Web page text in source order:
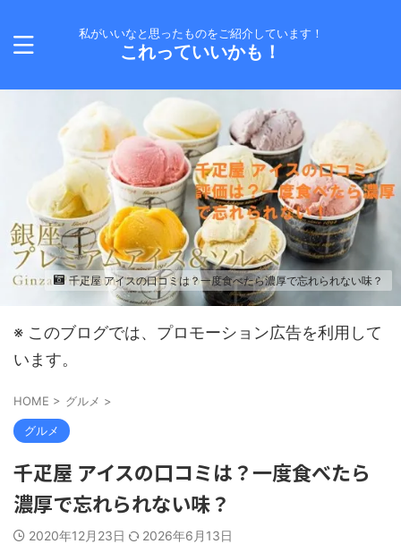
私がいいなと思ったものをご紹介しています！
これっていいかも！
千疋屋 アイスの口コミは？一度食べたら濃厚で忘れられない味？
※ このブログでは、プロモーション広告を利用して
います。
HOME > グルメ >
グルメ
千疋屋 アイスの口コミは？一度食べたら
濃厚で忘れられない味？
2020年12月23日 2026年6月13日